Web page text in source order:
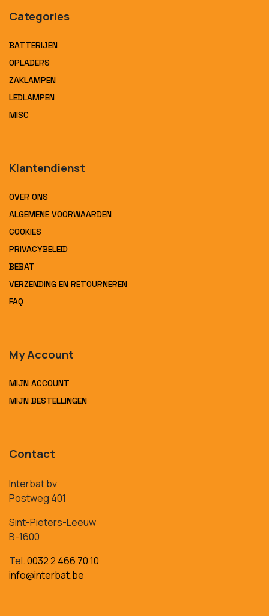
Categories
BATTERIJEN
OPLADERS
ZAKLAMPEN
LEDLAMPEN
MISC
Klantendienst
OVER ONS
ALGEMENE VOORWAARDEN
COOKIES
PRIVACYBELEID
BEBAT
VERZENDING EN RETOURNEREN
FAQ
My Account
MIJN ACCOUNT
MIJN BESTELLINGEN
Contact
Interbat bv
Postweg 401
Sint-Pieters-Leeuw
B-1600
Tel.0032 2 466 70 10
info@interbat.be